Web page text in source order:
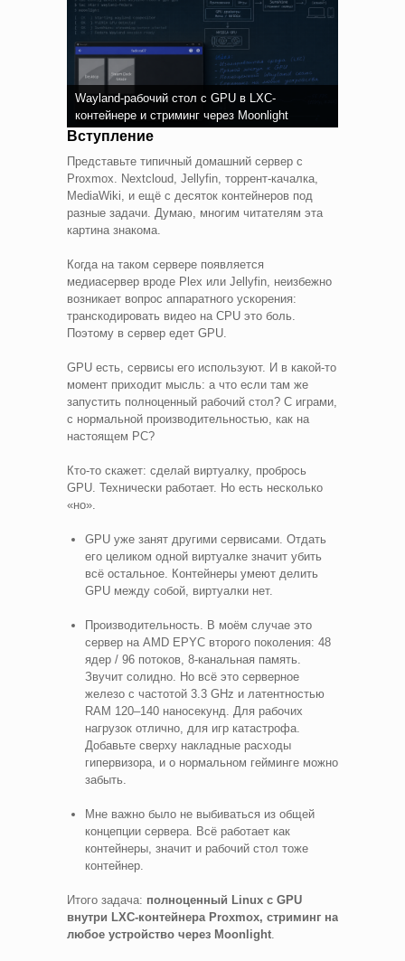
Wayland-рабочий стол с GPU в LXC-
контейнере и стриминг через Moonlight
Вступление
Представьте типичный домашний сервер с
Proxmox. Nextcloud, Jellyfin, торрент-качалка,
MediaWiki, и ещё с десяток контейнеров под
разные задачи. Думаю, многим читателям эта
картина знакома.
Когда на таком сервере появляется
медиасервер вроде Plex или Jellyfin, неизбежно
возникает вопрос аппаратного ускорения:
транскодировать видео на CPU это боль.
Поэтому в сервер едет GPU.
GPU есть, сервисы его используют. И в какой-то
момент приходит мысль: а что если там же
запустить полноценный рабочий стол? С играми,
с нормальной производительностью, как на
настоящем PC?
Кто-то скажет: сделай виртуалку, пробрось
GPU. Технически работает. Но есть несколько
«но».
GPU уже занят другими сервисами. Отдать
его целиком одной виртуалке значит убить
всё остальное. Контейнеры умеют делить
GPU между собой, виртуалки нет.
Производительность. В моём случае это
сервер на AMD EPYC второго поколения: 48
ядер / 96 потоков, 8-канальная память.
Звучит солидно. Но всё это серверное
железо с частотой 3.3 GHz и латентностью
RAM 120–140 наносекунд. Для рабочих
нагрузок отлично, для игр катастрофа.
Добавьте сверху накладные расходы
гипервизора, и о нормальном гейминге можно
забыть.
Мне важно было не выбиваться из общей
концепции сервера. Всё работает как
контейнеры, значит и рабочий стол тоже
контейнер.
Итого задача: полноценный Linux с GPU
внутри LXC-контейнера Proxmox, стриминг на
любое устройство через Moonlight.